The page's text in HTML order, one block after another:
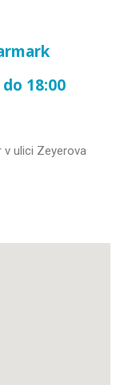
18:00
ulici Zeyerova